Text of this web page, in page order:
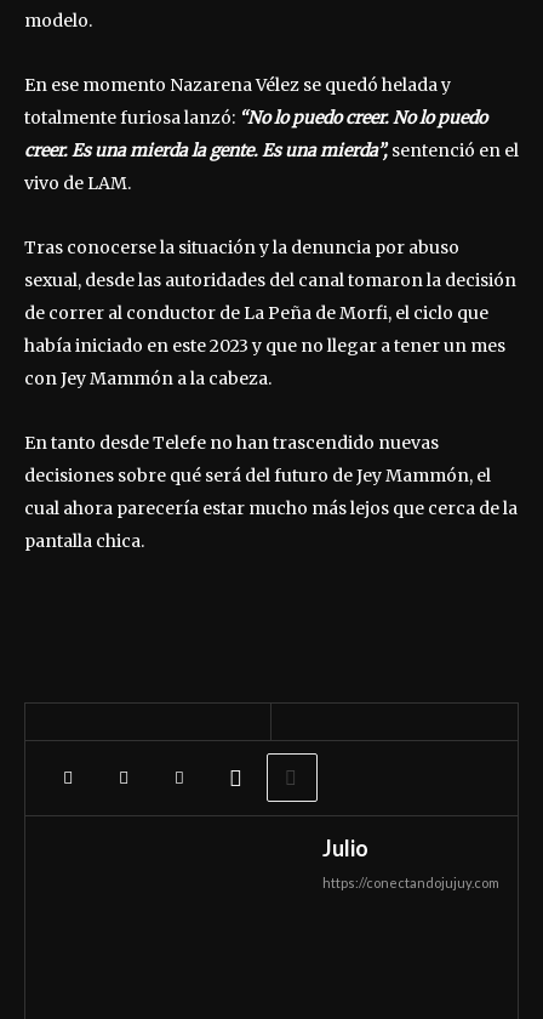
modelo.
En ese momento Nazarena Vélez se quedó helada y
totalmente furiosa lanzó: “No lo puedo creer. No lo puedo
creer. Es una mierda la gente. Es una mierda”,sentenció en el
vivo de LAM.
Tras conocerse la situación y la denuncia por abuso
sexual, desde las autoridades del canal tomaron la decisión
de correr al conductor de La Peña de Morfi, el ciclo que
había iniciado en este 2023 y que no llegar a tener un mes
con Jey Mammón a la cabeza.
En tanto desde Telefe no han trascendido nuevas
decisiones sobre qué será del futuro de Jey Mammón, el
cual ahora parecería estar mucho más lejos que cerca de la
pantalla chica.
Julio
https://conectandojujuy.com